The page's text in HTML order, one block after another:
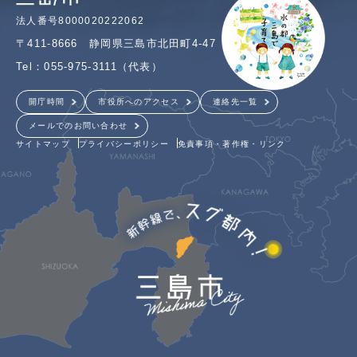
法人番号8000020222062
〒411-8666 静岡県三島市北田町4-47
Tel：055-975-3111（代表）
開庁時間 市役所へのアクセス 連絡先一覧
メールでのお問い合わせ
サイトマップ プライバシーポリシー 免責事項・著作権・リンク